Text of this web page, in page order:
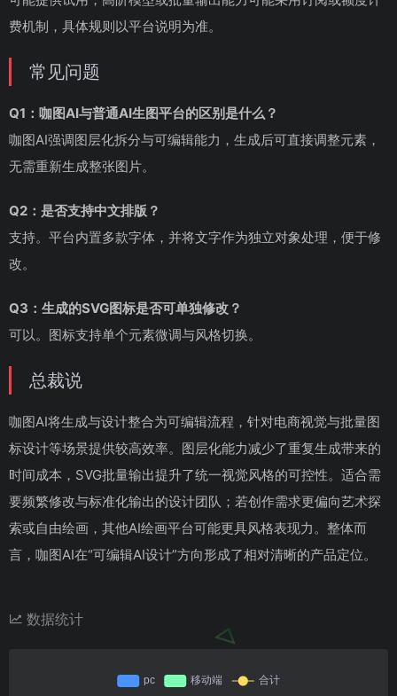
费机制，具体规则以平台说明为准。
常见问题
Q1：咖图AI与普通AI生图平台的区别是什么？
咖图AI强调图层化拆分与可编辑能力，生成后可直接调整元素，
无需重新生成整张图片。
Q2：是否支持中文排版？
支持。平台内置多款字体，并将文字作为独立对象处理，便于修
改。
Q3：生成的SVG图标是否可单独修改？
可以。图标支持单个元素微调与风格切换。
总裁说
咖图AI将生成与设计整合为可编辑流程，针对电商视觉与批量图
标设计等场景提供较高效率。图层化能力减少了重复生成带来的
时间成本，SVG批量输出提升了统一视觉风格的可控性。适合需
要频繁修改与标准化输出的设计团队；若创作需求更偏向艺术探
索或自由绘画，其他AI绘画平台可能更具风格表现力。整体而
言，咖图AI在“可编辑AI设计”方向形成了相对清晰的产品定位。
数据统计